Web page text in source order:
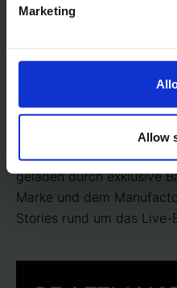
Marketing
Allow
Backstage-
Die
geladen durch exklusive
Marke und dem
Stories rund um das Live-